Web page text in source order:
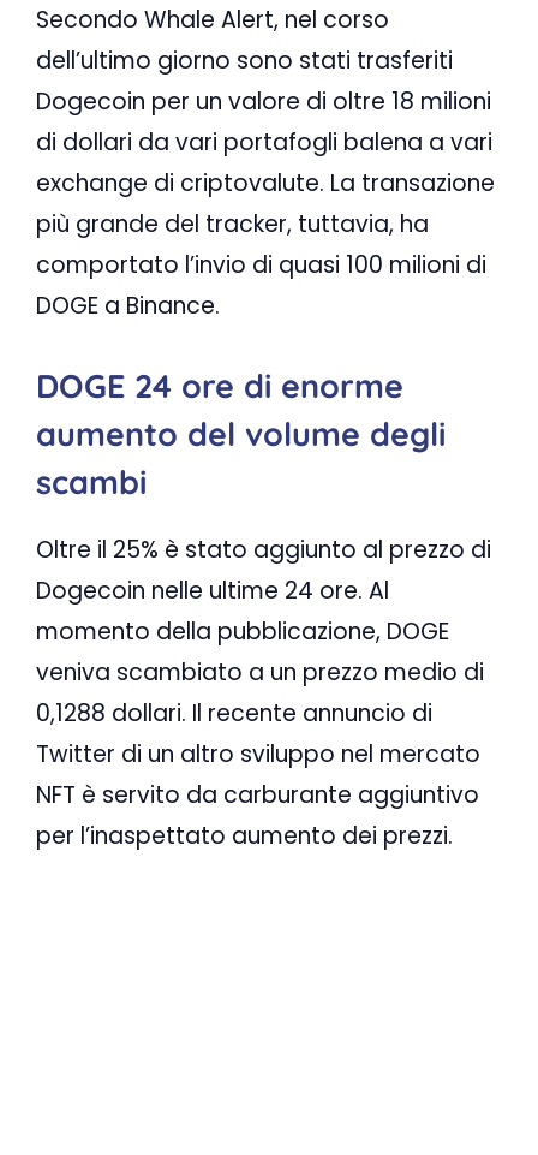
Secondo Whale Alert, nel corso
dell’ultimo giorno sono stati trasferiti
Dogecoin per un valore di oltre 18 milioni
di dollari da vari portafogli balena a vari
exchange di criptovalute. La transazione
più grande del tracker, tuttavia, ha
comportato l’invio di quasi 100 milioni di
DOGE a Binance.
DOGE 24 ore di enorme
aumento del volume degli
scambi
Oltre il 25% è stato aggiunto al prezzo di
Dogecoin nelle ultime 24 ore. Al
momento della pubblicazione, DOGE
veniva scambiato a un prezzo medio di
0,1288 dollari. Il recente annuncio di
Twitter di un altro sviluppo nel mercato
NFT è servito da carburante aggiuntivo
per l’inaspettato aumento dei prezzi.